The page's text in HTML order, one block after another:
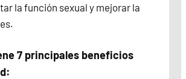
la función sexual y mejorar la
7 principales beneficios